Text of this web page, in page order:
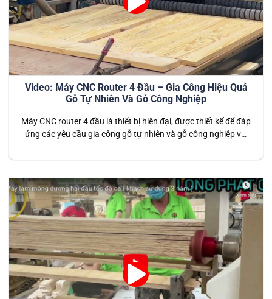
Video: Máy CNC Router 4 Đầu – Gia Công Hiệu Quả
Gỗ Tự Nhiên Và Gỗ Công Nghiệp
Máy CNC router 4 đầu là thiết bị hiện đại, được thiết kế để đáp
ứng các yêu cầu gia công gỗ tự nhiên và gỗ công nghiệp với
đồng thời trên bốn đầu cắt, máy mang lại hiệu suất vượt…